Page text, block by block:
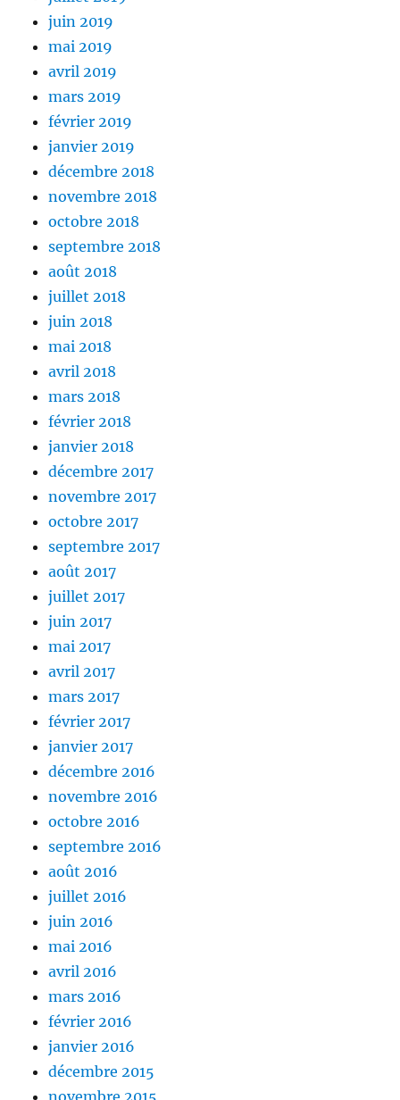
juin 2019
mai 2019
avril 2019
mars 2019
février 2019
janvier 2019
décembre 2018
novembre 2018
octobre 2018
septembre 2018
août 2018
juillet 2018
juin 2018
mai 2018
avril 2018
mars 2018
février 2018
janvier 2018
décembre 2017
novembre 2017
octobre 2017
septembre 2017
août 2017
juillet 2017
juin 2017
mai 2017
avril 2017
mars 2017
février 2017
janvier 2017
décembre 2016
novembre 2016
octobre 2016
septembre 2016
août 2016
juillet 2016
juin 2016
mai 2016
avril 2016
mars 2016
février 2016
janvier 2016
décembre 2015